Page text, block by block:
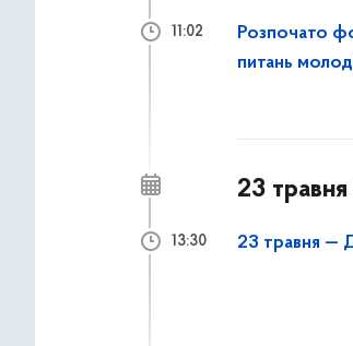
Розпочато
питань
11:02
23
23 травня —
13:30